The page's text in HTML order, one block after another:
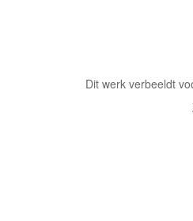
Dit werk verbeeldt